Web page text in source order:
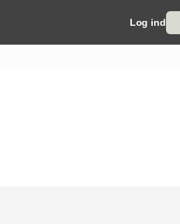
Log ind